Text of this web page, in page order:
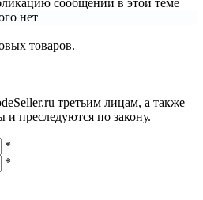
нет
товаров.
третьим лицам, а также
преследуются по закону.
*
*